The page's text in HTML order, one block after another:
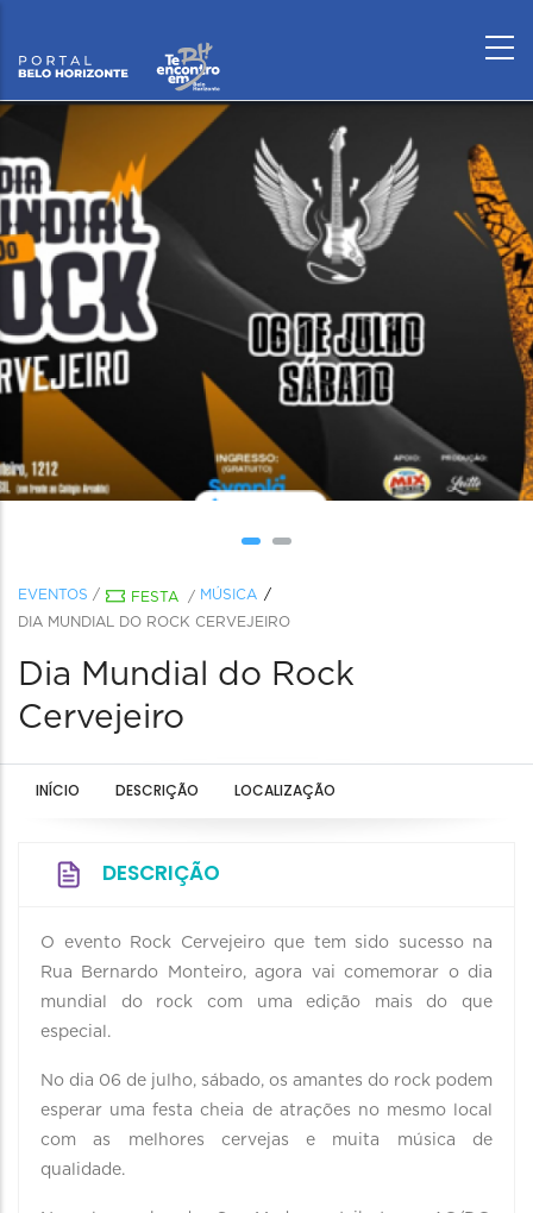
EVENTOS / FESTA / MÚSICA
DIA MUNDIAL DO ROCK CERVEJEIRO
Dia Mundial do Rock
Cervejeiro
INÍCIO DESCRIÇÃO LOCALIZAÇÃO
DESCRIÇÃO
O evento Rock Cervejeiro que tem sido sucesso na
Rua Bernardo Monteiro, agora vai comemorar o dia
mundial do rock com uma edição mais do que
especial.
No dia 06 de julho, sábado, os amantes do rock podem
esperar uma festa cheia de atrações no mesmo local
com as melhores cervejas e muita música de
qualidade.